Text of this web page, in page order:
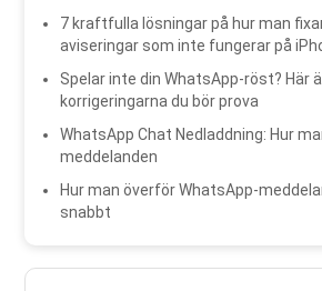
7 kraftfulla lösningar på hur man
aviseringar som inte fungerar på
Spelar inte din WhatsApp-röst? Här
korrigeringarna du bör prova
WhatsApp Chat Nedladdning: Hur
meddelanden
Hur man överför WhatsApp-
snabbt